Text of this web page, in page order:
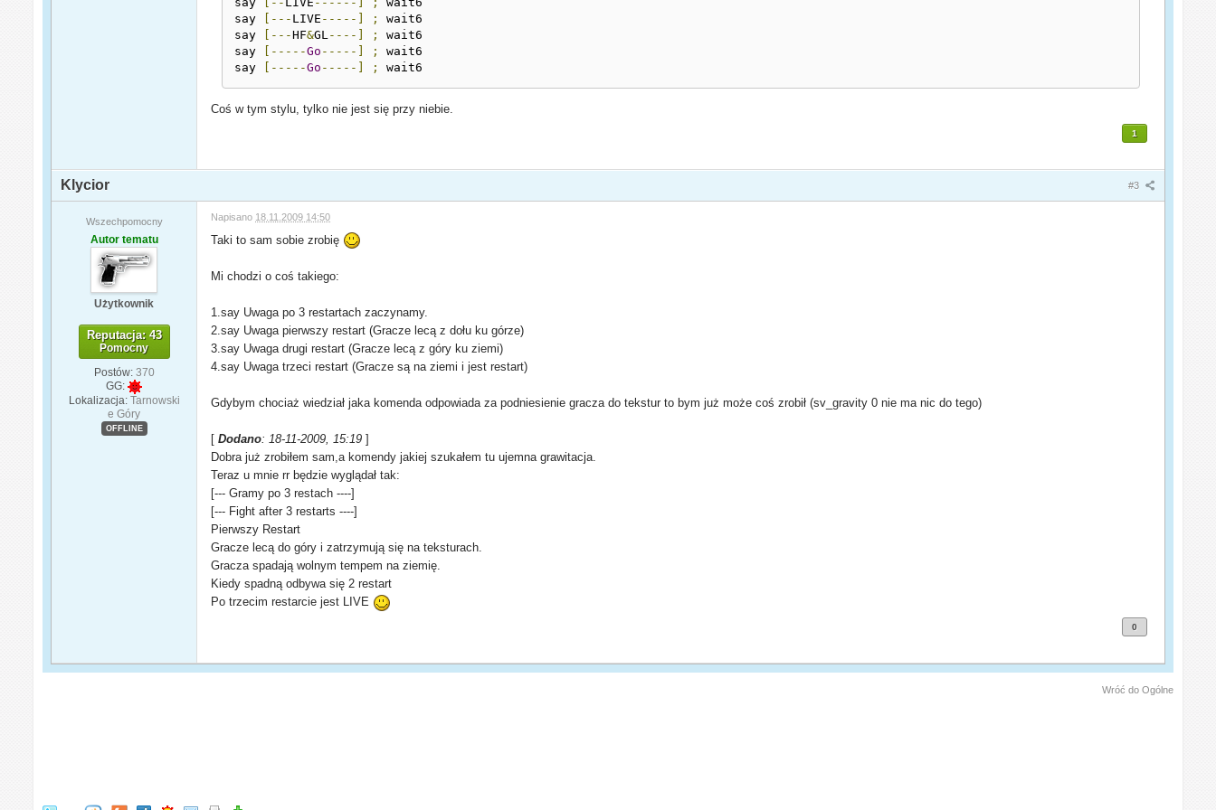
say
[--- LIVE -----] ;
wait6
say
[---HF&GL ----] ;
wait6
say
[-----Go -----] ;
wait6
say
[-----Go -----] ; wait6
Coś w tym stylu, tylko nie jest się przy niebie.
1
#3
Klycior
Wszechpomocny
Autor tematu
Użytkownik
Reputacja: 43
Pomocny
Postów: 370
GG:
Lokalizacja: Tarnowski
e Góry
OFFLINE
Napisano 18.11.2009 14:50
Taki to sam sobie zrobię
Mi chodzi o coś takiego:
1.say Uwaga po 3 restartach zaczynamy.
2.say Uwaga pierwszy restart (Gracze lecą z dołu ku górze)
3.say Uwaga drugi restart (Gracze lecą z góry ku ziemi)
4.say Uwaga trzeci restart (Gracze są na ziemi i jest restart)
Gdybym chociaż wiedział jaka komenda odpowiada za podniesienie gracza do tekstur to bym już może coś zrobił (sv_gravity 0 nie ma nic do tego)
[Dodano: 18-11-2009, 15:19 ]
Dobra już zrobiłem sam,a komendy jakiej szukałem tu ujemna grawitacja.
Teraz u mnie rr będzie wyglądał tak:
[--- Gramy po 3 restach ----]
[--- Fight after 3 restarts ----]
Pierwszy Restart
Gracze lecą do góry i zatrzymują się na teksturach.
Gracza spadają wolnym tempem na ziemię.
Kiedy spadną odbywa się 2 restart
Po trzecim restarcie jest LIVE
0
Wróć do Ogólne